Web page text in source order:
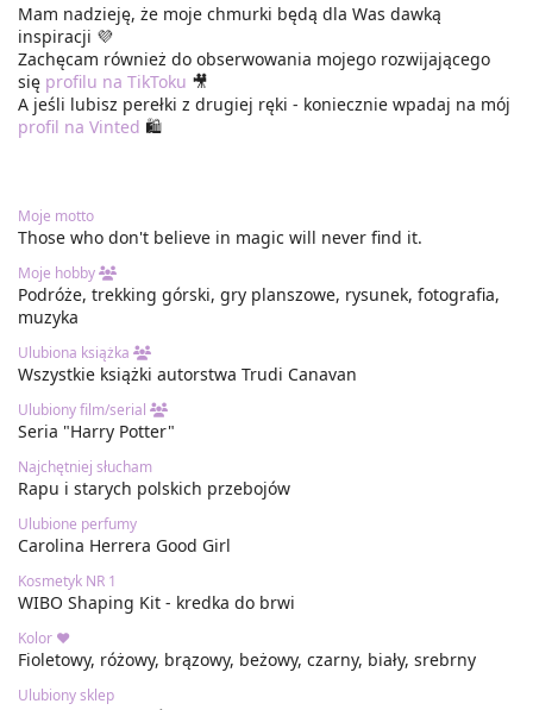
Mam nadzieję, że moje chmurki będą dla Was dawką
inspiracji 💜
Zachęcam również do obserwowania mojego rozwijającego
się profilu na TikToku 🎥
A jeśli lubisz perełki z drugiej ręki - koniecznie wpadaj na mój
profil na Vinted 🛍️
Moje motto
Those who don't believe in magic will never find it.
Moje hobby
Podróże, trekking górski, gry planszowe, rysunek, fotografia,
muzyka
Ulubiona książka
Wszystkie książki autorstwa Trudi Canavan
Ulubiony film/serial
Seria "Harry Potter"
Najchętniej słucham
Rapu i starych polskich przebojów
Ulubione perfumy
Carolina Herrera Good Girl
Kosmetyk NR 1
WIBO Shaping Kit - kredka do brwi
Kolor ❤
Fioletowy, różowy, brązowy, beżowy, czarny, biały, srebrny
Ulubiony sklep